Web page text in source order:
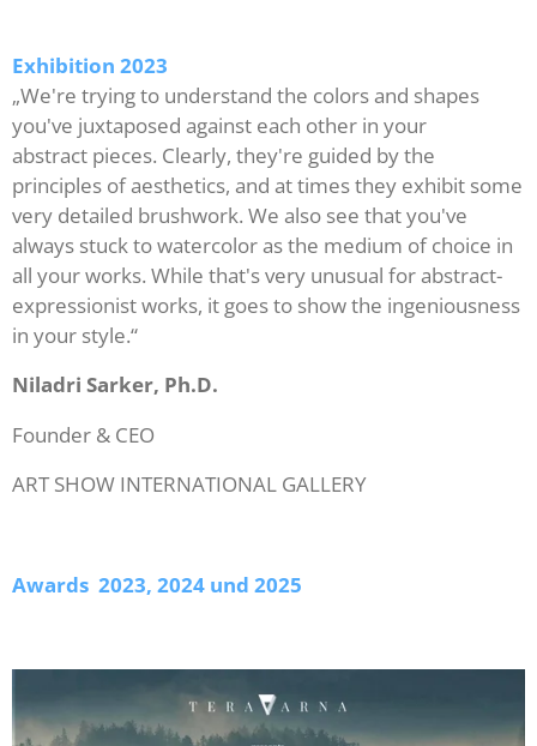
Exhibition 2023
„We're trying to understand the colors and shapes
you've juxtaposed against each other in your
abstract pieces. Clearly, they're guided by the
principles of aesthetics, and at times they exhibit some
very detailed brushwork. We also see that you've
always stuck to watercolor as the medium of choice in
all your works. While that's very unusual for abstract-
expressionist works, it goes to show the ingeniousness
in your style.“
Niladri Sarker, Ph.D.
Founder & CEO
ART SHOW INTERNATIONAL GALLERY
Awards 2023, 2024 und 2025